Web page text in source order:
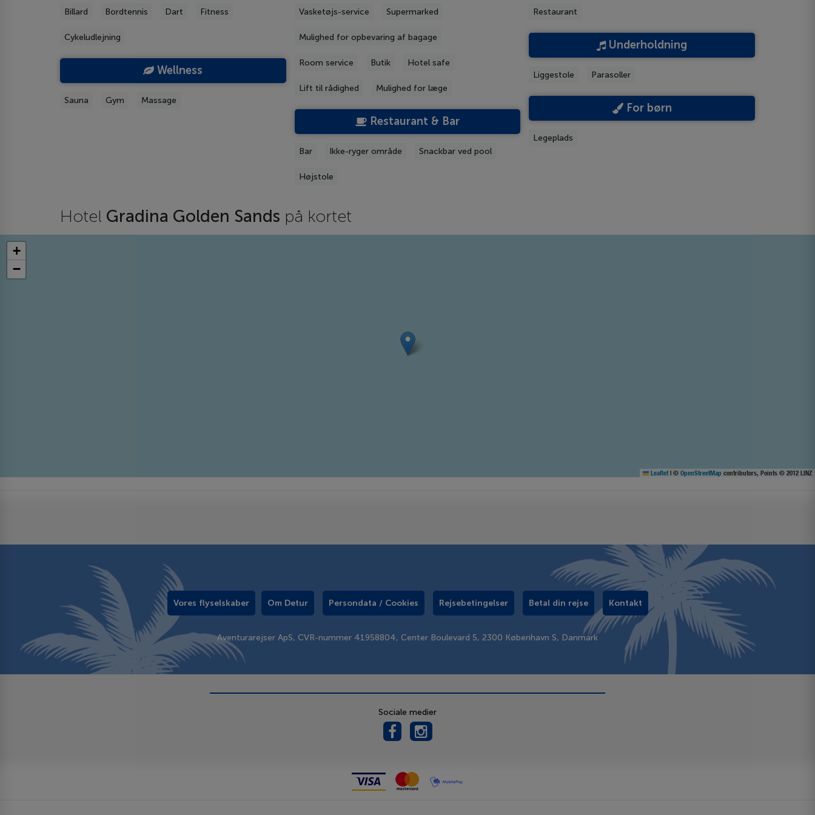
Billard Bordtennis Dart Fitness
Cykeludlejning
Wellness
Sauna Gym Massage
Vasketøjs-service Supermarked
Mulighed for opbevaring af bagage
Room service Butik Hotel safe
Lift til rådighed Mulighed for læge
Restaurant & Bar
Bar Ikke-ryger område Snackbar ved pool
Højstole
Restaurant
Underholdning
Liggestole Parasoller
For børn
Legeplads
Hotel Gradina Golden Sands på kortet
+
−
Leaflet | © OpenStreetMap contributors, Points © 2012 LINZ
Vores flyselskaber Om Detur Persondata / Cookies Rejsebetingelser Betal din rejse Kontakt
Aventurarejser ApS, CVR-nummer 41958804, Center Boulevard 5, 2300 København S, Danmark
Sociale medier